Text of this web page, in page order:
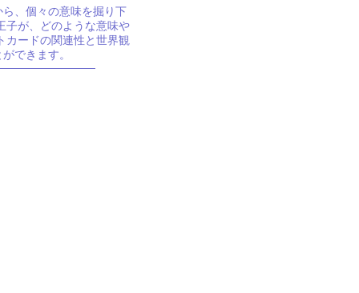
、個々の意味を掘り下
子が、どのような意味や
カードの関連性と世界観
できます。